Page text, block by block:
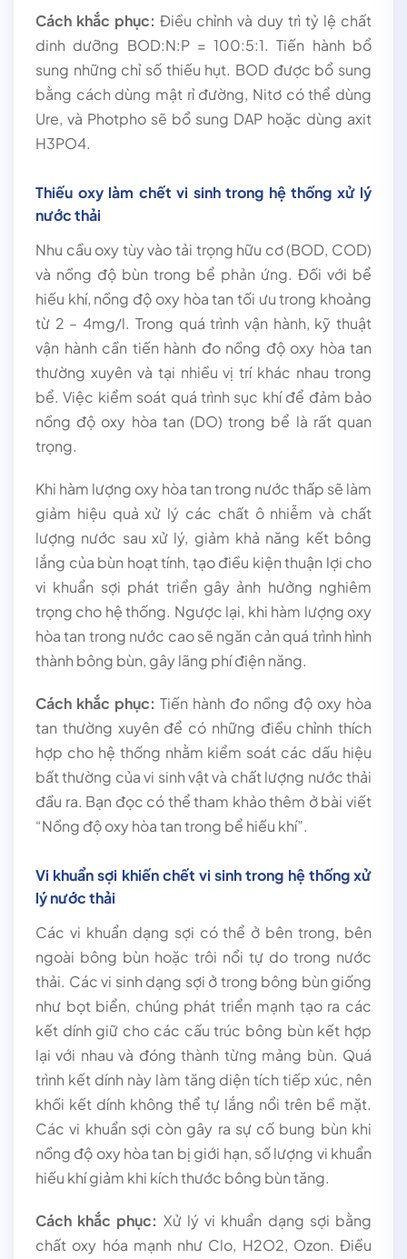
Cách khắc phục: Điều chỉnh và duy trì tỷ lệ chất
dinh dưỡng BOD:N:P = 100:5:1. Tiến hành bổ
sung những chỉ số thiếu hụt. BOD được bổ sung
bằng cách dùng mật rỉ đường, Nitơ có thể dùng
Ure, và Photpho sẽ bổ sung DAP hoặc dùng axit
H3PO4.
Thiếu oxy làm chết vi sinh trong hệ thống xử lý
nước thải
Nhu cầu oxy tùy vào tải trọng hữu cơ (BOD, COD)
và nồng độ bùn trong bể phản ứng. Đối với bể
hiếu khí, nồng độ oxy hòa tan tối ưu trong khoảng
từ 2 – 4mg/l. Trong quá trình vận hành, kỹ thuật
vận hành cần tiến hành đo nồng độ oxy hòa tan
thường xuyên và tại nhiều vị trí khác nhau trong
bể. Việc kiểm soát quá trình sục khí để đảm bảo
nồng độ oxy hòa tan (DO) trong bể là rất quan
trọng.
Khi hàm lượng oxy hòa tan trong nước thấp sẽ làm
giảm hiệu quả xử lý các chất ô nhiễm và chất
lượng nước sau xử lý, giảm khả năng kết bông
lắng của bùn hoạt tính, tạo điều kiện thuận lợi cho
vi khuẩn sợi phát triển gây ảnh hưởng nghiêm
trọng cho hệ thống. Ngược lại, khi hàm lượng oxy
hòa tan trong nước cao sẽ ngăn cản quá trình hình
thành bông bùn, gây lãng phí điện năng.
Cách khắc phục: Tiến hành đo nồng độ oxy hòa
tan thường xuyên để có những điều chỉnh thích
hợp cho hệ thống nhằm kiểm soát các dấu hiệu
bất thường của vi sinh vật và chất lượng nước thải
đầu ra. Bạn đọc có thể tham khảo thêm ở bài viết
“Nồng độ oxy hòa tan trong bể hiếu khí”.
Vi khuẩn sợi khiến chết vi sinh trong hệ thống xử
lý nước thải
Các vi khuẩn dạng sợi có thể ở bên trong, bên
ngoài bông bùn hoặc trôi nổi tự do trong nước
thải. Các vi sinh dạng sợi ở trong bông bùn giống
như bọt biển, chúng phát triển mạnh tạo ra các
kết dính giữ cho các cấu trúc bông bùn kết hợp
lại với nhau và đóng thành từng mảng bùn. Quá
trình kết dính này làm tăng diện tích tiếp xúc, nên
khối kết dính không thể tự lắng nổi trên bề mặt.
Các vi khuẩn sợi còn gây ra sự cố bung bùn khi
nồng độ oxy hòa tan bị giới hạn, số lượng vi khuẩn
hiếu khí giảm khi kích thước bông bùn tăng.
Cách khắc phục: Xử lý vi khuẩn dạng sợi bằng
chất oxy hóa mạnh như Clo, H2O2, Ozon. Điều